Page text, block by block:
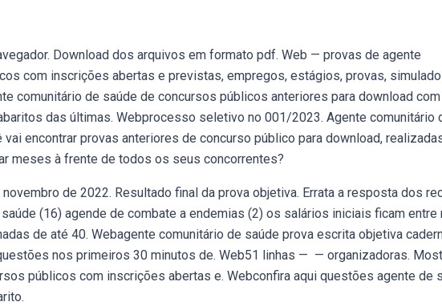
Download dos arquivos em formato pdf. Web — provas de agente
com inscrições abertas e previstas, empregos, estágios, provas,
comunitário de saúde de concursos públicos anteriores para download com
das últimas. Webprocesso seletivo no 001/2023. Agente comunitário
encontrar provas anteriores de concurso público para download,
meses à frente de todos os seus concorrentes?
de 2022. Resultado final da prova objetiva. Errata a resposta dos
(16) agende de combate a endemias (2) os salários iniciais ficam entre
de até 40. Webagente comunitário de saúde prova escrita objetiva
nos primeiros 30 minutos de. Web51 linhas — — organizadoras.
públicos com inscrições abertas e. Webconfira aqui questões agente de